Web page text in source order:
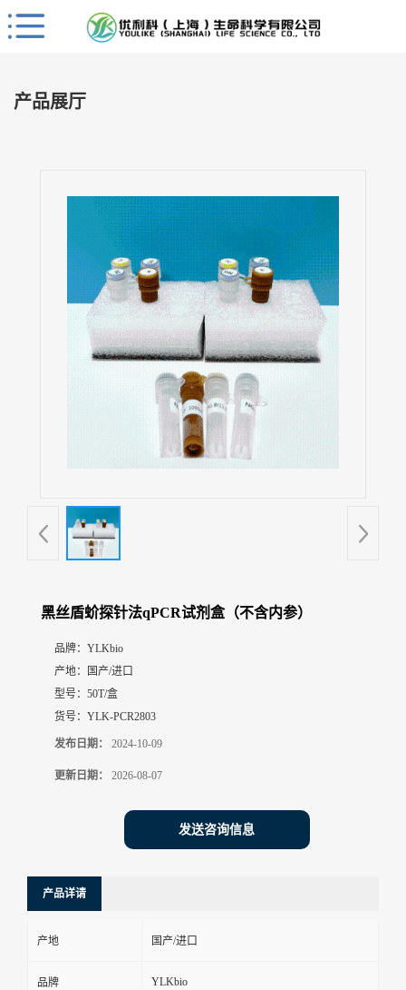
Close
首
产品展厅
黑丝盾蚧探针法qPCR试剂盒（不含内参）
品牌： YLKbio
产地：
国产/进口
型号： 50T/盒
货号： YLK-PCR2803
发布日期： 2024-10-09
更新日期： 2026-08-07
发送咨询信息
产品详请
产地 国产/进口
品牌 YLKbio